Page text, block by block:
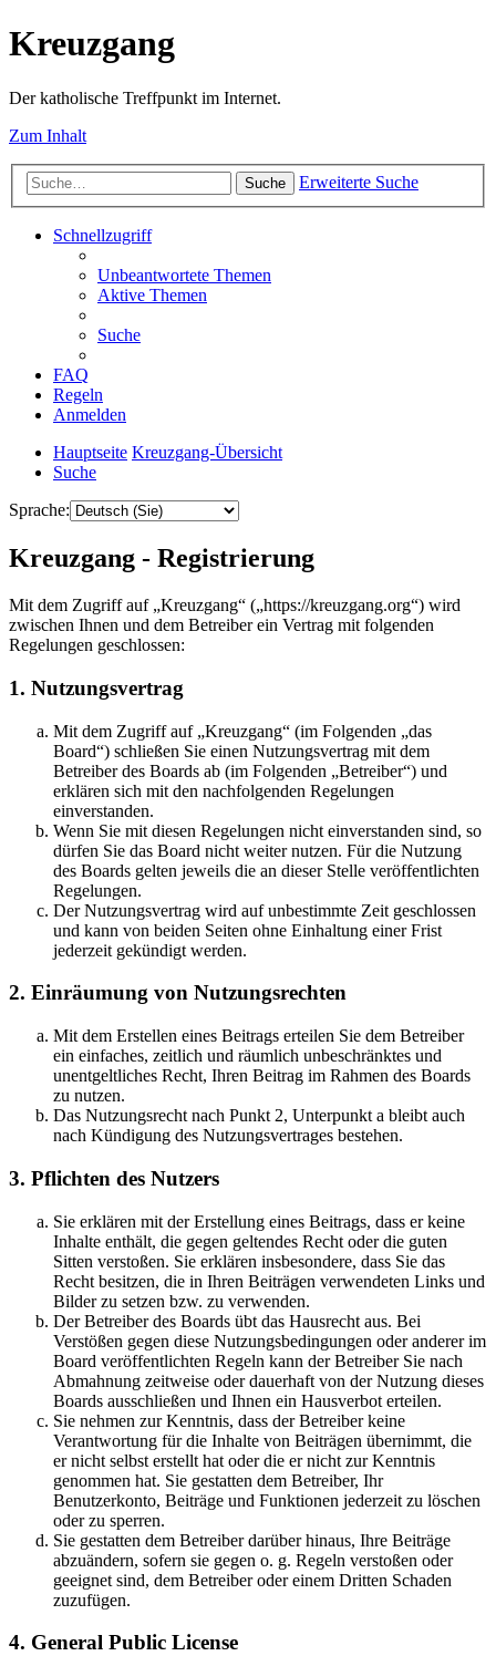
Kreuzgang
Der katholische Treffpunkt im Internet.
Zum Inhalt
Suche Erweiterte Suche
Schnellzugriff
Unbeantwortete Themen
Aktive Themen
Suche
FAQ
Regeln
Anmelden
Hauptseite Kreuzgang-Übersicht
Suche
Sprache:
Kreuzgang - Registrierung
Mit dem Zugriff auf „Kreuzgang“ („https://kreuzgang.org“) wird
zwischen Ihnen und dem Betreiber ein Vertrag mit folgenden
Regelungen geschlossen:
1. Nutzungsvertrag
Mit dem Zugriff auf „Kreuzgang“ (im Folgenden „das
Board“) schließen Sie einen Nutzungsvertrag mit dem
Betreiber des Boards ab (im Folgenden „Betreiber“) und
erklären sich mit den nachfolgenden Regelungen
einverstanden.
Wenn Sie mit diesen Regelungen nicht einverstanden sind, so
dürfen Sie das Board nicht weiter nutzen. Für die Nutzung
des Boards gelten jeweils die an dieser Stelle veröffentlichten
Regelungen.
Der Nutzungsvertrag wird auf unbestimmte Zeit geschlossen
und kann von beiden Seiten ohne Einhaltung einer Frist
jederzeit gekündigt werden.
2. Einräumung von Nutzungsrechten
Mit dem Erstellen eines Beitrags erteilen Sie dem Betreiber
ein einfaches, zeitlich und räumlich unbeschränktes und
unentgeltliches Recht, Ihren Beitrag im Rahmen des Boards
zu nutzen.
Das Nutzungsrecht nach Punkt 2, Unterpunkt a bleibt auch
nach Kündigung des Nutzungsvertrages bestehen.
3. Pflichten des Nutzers
Sie erklären mit der Erstellung eines Beitrags, dass er keine
Inhalte enthält, die gegen geltendes Recht oder die guten
Sitten verstoßen. Sie erklären insbesondere, dass Sie das
Recht besitzen, die in Ihren Beiträgen verwendeten Links und
Bilder zu setzen bzw. zu verwenden.
Der Betreiber des Boards übt das Hausrecht aus. Bei
Verstößen gegen diese Nutzungsbedingungen oder anderer im
Board veröffentlichten Regeln kann der Betreiber Sie nach
Abmahnung zeitweise oder dauerhaft von der Nutzung dieses
Boards ausschließen und Ihnen ein Hausverbot erteilen.
Sie nehmen zur Kenntnis, dass der Betreiber keine
Verantwortung für die Inhalte von Beiträgen übernimmt, die
er nicht selbst erstellt hat oder die er nicht zur Kenntnis
genommen hat. Sie gestatten dem Betreiber, Ihr
Benutzerkonto, Beiträge und Funktionen jederzeit zu löschen
oder zu sperren.
Sie gestatten dem Betreiber darüber hinaus, Ihre Beiträge
abzuändern, sofern sie gegen o. g. Regeln verstoßen oder
geeignet sind, dem Betreiber oder einem Dritten Schaden
zuzufügen.
4. General Public License